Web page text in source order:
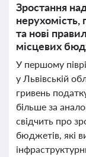
Зростання
нерухомість,
та нові
місцевих
У першому
у Львівській
гривень
більше за
свідчить про
бюджетів, які